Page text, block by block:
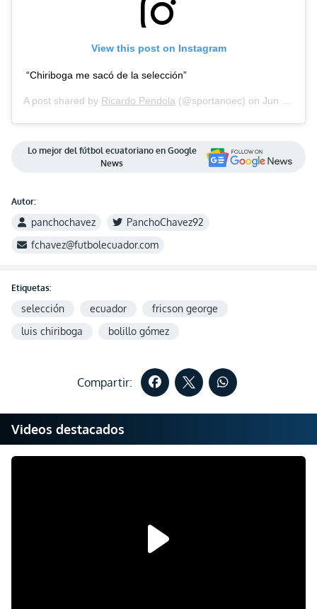
View this post on Instagram
“Chiriboga me sacó de la selección”
A post shared by Ricardo Pendola (@sportanoec) on Jun 7, 2020 at 6:49am PDT
Lo mejor del fútbol ecuatoriano en Google
News
Autor:
panchochavez
PanchoChavez92
fchavez@futbolecuador.com
Etiquetas:
selección ecuador
fricson george
luis chiriboga
bolillo gómez
Compartir:
Videos destacados